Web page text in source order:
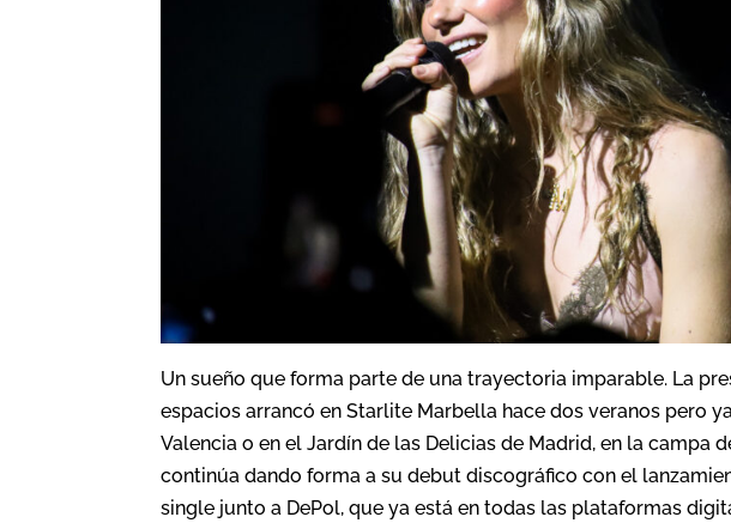
Un sueño que forma parte de una trayectoria imparable. La
espacios arrancó en Starlite Marbella hace dos veranos pero
Valencia o en el Jardín de las Delicias de Madrid, en la campa
continúa dando forma a su debut discográfico con el
single junto a DePol, que ya está en todas las plataformas